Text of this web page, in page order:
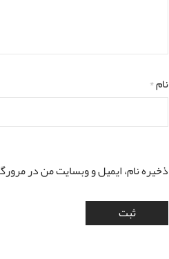
نام*
ذخیره نام، ایمیل و وبسایت من در